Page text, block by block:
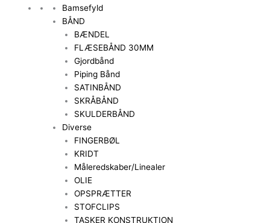
Bamsefyld
BÅND
BÆNDEL
FLÆSEBÅND 30MM
Gjordbånd
Piping Bånd
SATINBÅND
SKRÅBÅND
SKULDERBÅND
Diverse
FINGERBØL
KRIDT
Måleredskaber/Linealer
OLIE
OPSPRÆTTER
STOFCLIPS
TASKER KONSTRUKTION